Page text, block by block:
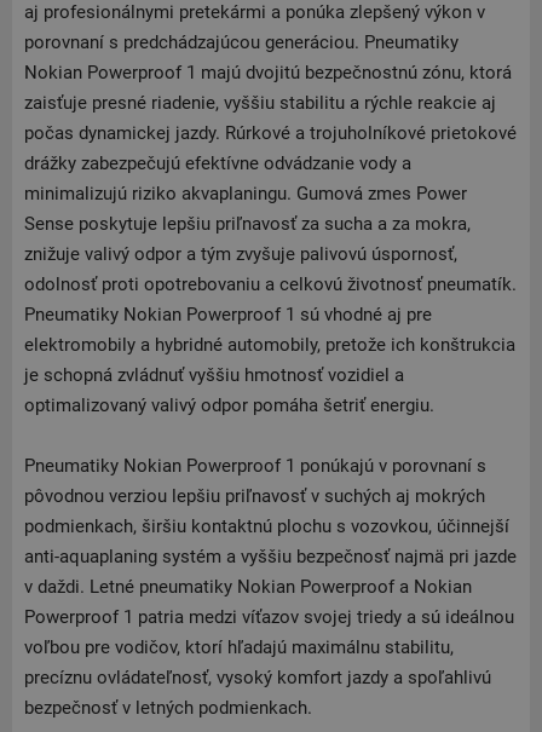
aj profesionálnymi pretekármi a ponúka zlepšený výkon v
porovnaní s predchádzajúcou generáciou. Pneumatiky
Nokian Powerproof 1 majú dvojitú bezpečnostnú zónu, ktorá
zaisťuje presné riadenie, vyššiu stabilitu a rýchle reakcie aj
počas dynamickej jazdy. Rúrkové a trojuholníkové prietokové
drážky zabezpečujú efektívne odvádzanie vody a
minimalizujú riziko akvaplaningu. Gumová zmes Power
Sense poskytuje lepšiu priľnavosť za sucha a za mokra,
znižuje valivý odpor a tým zvyšuje palivovú úspornosť,
odolnosť proti opotrebovaniu a celkovú životnosť pneumatík.
Pneumatiky Nokian Powerproof 1 sú vhodné aj pre
elektromobily a hybridné automobily, pretože ich konštrukcia
je schopná zvládnuť vyššiu hmotnosť vozidiel a
optimalizovaný valivý odpor pomáha šetriť energiu.
Pneumatiky Nokian Powerproof 1 ponúkajú v porovnaní s
pôvodnou verziou lepšiu priľnavosť v suchých aj mokrých
podmienkach, širšiu kontaktnú plochu s vozovkou, účinnejší
anti-aquaplaning systém a vyššiu bezpečnosť najmä pri jazde
v daždi. Letné pneumatiky Nokian Powerproof a Nokian
Powerproof 1 patria medzi víťazov svojej triedy a sú ideálnou
voľbou pre vodičov, ktorí hľadajú maximálnu stabilitu,
precíznu ovládateľnosť, vysoký komfort jazdy a spoľahlivú
bezpečnosť v letných podmienkach.